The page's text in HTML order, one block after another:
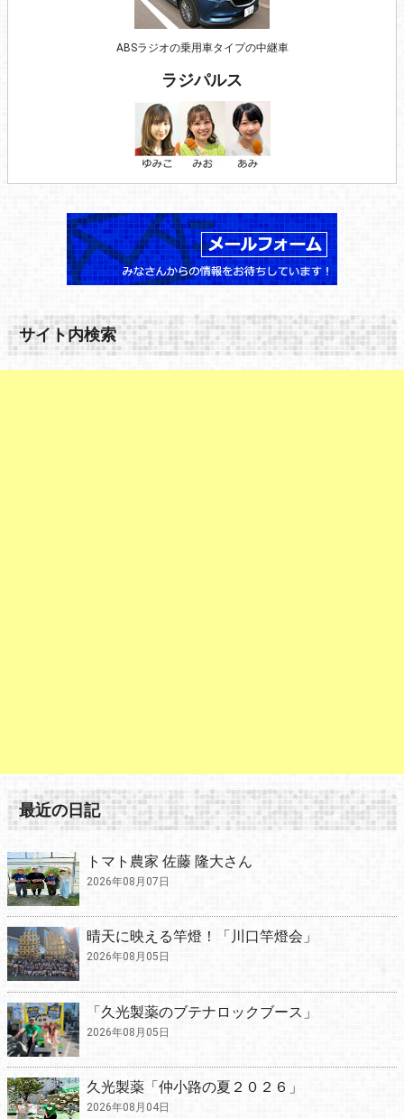
ABSラジオの乗用車タイプの中継車
ラジパルス
サイト内検索
最近の日記
トマト農家 佐藤 隆大さん
2026年08月07日
晴天に映える竿燈！「川口竿燈会」
2026年08月05日
「久光製薬のブテナロックブース」
2026年08月05日
久光製薬「仲小路の夏２０２６」
2026年08月04日